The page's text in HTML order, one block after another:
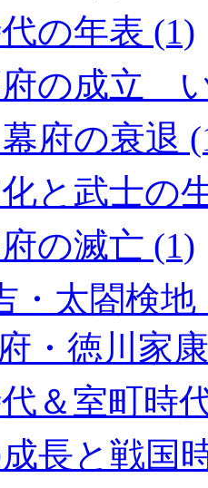
の年表 (1)
府の成立
府の衰退
と武士の
の滅亡 (1)
・太閤検
・徳川家
＆室町時
長と戦国